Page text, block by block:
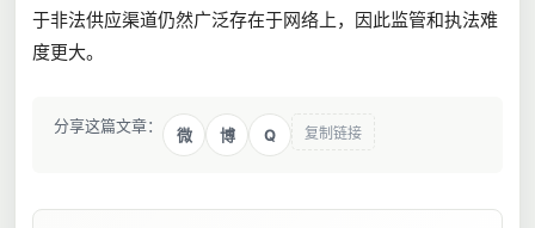
于非法供应渠道仍然广泛存在于网络上，因此监管和执法难
度更大。
分享这篇文章：
微 博 Q 复制链接